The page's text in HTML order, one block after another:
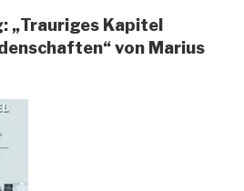
„Trauriges Kapitel
von Marius